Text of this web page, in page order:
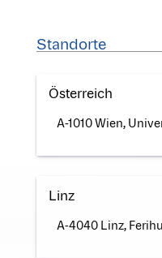
Standorte
Österreich
A-1010 Wien,
Linz
A-4040 Linz,